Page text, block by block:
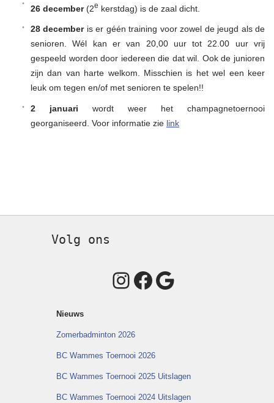
26 december(2e kerstdag) is de zaal dicht.
28 decemberis er géén training voor zowel de jeugd als de
senioren. Wél kan er van 20,00 uur tot 22.00 uur vrij
gespeeld worden door iedereen die dat wil. Ook de junioren
zijn dan van harte welkom. Misschien is het wel een keer
leuk om tegen en/of met senioren te spelen!!
2 januari wordt weer het champagnetoernooi
georganiseerd. Voor informatie zie link
Volg ons
Instagram
Facebook
Google
Nieuws
Zomerbadminton 2026
BC Wammes Toernooi 2026
BC Wammes Toernooi 2025 Uitslagen
BC Wammes Toernooi 2024 Uitslagen